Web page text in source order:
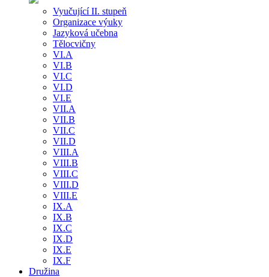
Vyučující II. stupeň
Organizace výuky
Jazyková učebna
Tělocvičny
VI.A
VI.B
VI.C
VI.D
VI.E
VII.A
VII.B
VII.C
VII.D
VIII.A
VIII.B
VIII.C
VIII.D
VIII.E
IX.A
IX.B
IX.C
IX.D
IX.E
IX.F
Družina